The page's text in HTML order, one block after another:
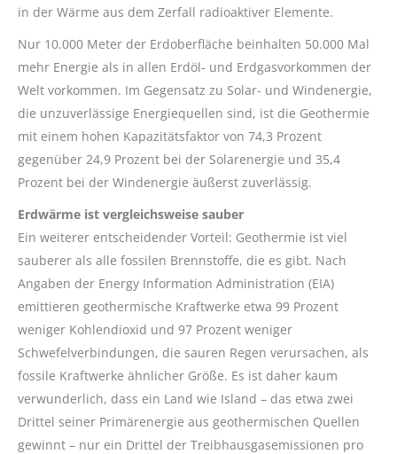
in der Wärme aus dem Zerfall radioaktiver Elemente.
Nur 10.000 Meter der Erdoberfläche beinhalten 50.000 Mal
mehr Energie als in allen Erdöl- und Erdgasvorkommen der
Welt vorkommen. Im Gegensatz zu Solar- und Windenergie,
die unzuverlässige Energiequellen sind, ist die Geothermie
mit einem hohen Kapazitätsfaktor von 74,3 Prozent
gegenüber 24,9 Prozent bei der Solarenergie und 35,4
Prozent bei der Windenergie äußerst zuverlässig.
Erdwärme ist vergleichsweise sauber
Ein weiterer entscheidender Vorteil: Geothermie ist viel
sauberer als alle fossilen Brennstoffe, die es gibt. Nach
Angaben der Energy Information Administration (EIA)
emittieren geothermische Kraftwerke etwa 99 Prozent
weniger Kohlendioxid und 97 Prozent weniger
Schwefelverbindungen, die sauren Regen verursachen, als
fossile Kraftwerke ähnlicher Größe. Es ist daher kaum
verwunderlich, dass ein Land wie Island – das etwa zwei
Drittel seiner Primärenergie aus geothermischen Quellen
gewinnt – nur ein Drittel der Treibhausgasemissionen pro